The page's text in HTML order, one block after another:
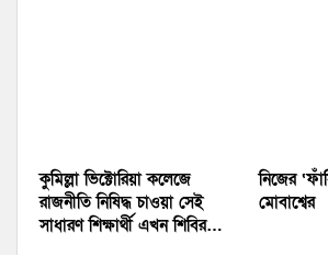
কুমিল্লা ভিক্টোরিয়া কলেজে
রাজনীতি নিষিদ্ধ চাওয়া সেই
সাধারণ শিক্ষার্থী এখন শিবির…
নিজের
মোবাশ্বের